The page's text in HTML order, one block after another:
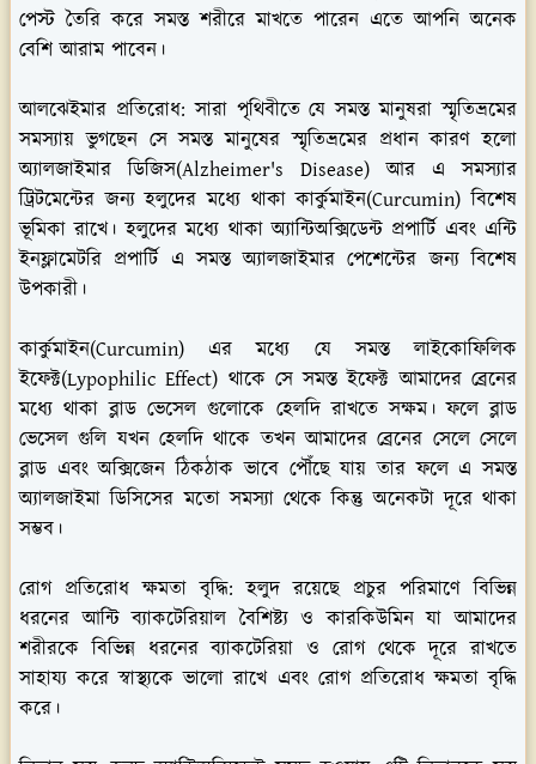
পেস্ট তৈরি করে সমস্ত শরীরে মাখতে পারেন এতে আপনি অনেক
বেশি আরাম পাবেন।
আলঝেইমার প্রতিরোধ: সারা পৃথিবীতে যে সমস্ত মানুষরা স্মৃতিভ্রমের
সমস্যায় ভুগছেন সে সমস্ত মানুষের স্মৃতিভ্রমের প্রধান কারণ হলো
অ্যালজাইমার ডিজিস(Alzheimer's Disease) আর এ সমস্যার
ট্রিটমেন্টের জন্য হলুদের মধ্যে থাকা কার্কুমাইন(Curcumin) বিশেষ
ভূমিকা রাখে। হলুদের মধ্যে থাকা অ্যান্টিঅক্সিডেন্ট প্রপার্টি এবং এন্টি
ইনফ্লামেটরি প্রপার্টি এ সমস্ত অ্যালজাইমার পেশেন্টের জন্য বিশেষ
উপকারী।
কার্কুমাইন(Curcumin) এর মধ্যে যে সমস্ত লাইকোফিলিক
ইফেক্ট(Lypophilic Effect) থাকে সে সমস্ত ইফেক্ট আমাদের ব্রেনের
মধ্যে থাকা ব্লাড ভেসেল গুলোকে হেলদি রাখতে সক্ষম। ফলে ব্লাড
ভেসেল গুলি যখন হেলদি থাকে তখন আমাদের ব্রেনের সেলে সেলে
ব্লাড এবং অক্সিজেন ঠিকঠাক ভাবে পৌঁছে যায় তার ফলে এ সমস্ত
অ্যালজাইমা ডিসিসের মতো সমস্যা থেকে কিন্তু অনেকটা দূরে থাকা
সম্ভব।
রোগ প্রতিরোধ ক্ষমতা বৃদ্ধি: হলুদ রয়েছে প্রচুর পরিমাণে বিভিন্ন
ধরনের আন্টি ব্যাকটেরিয়াল বৈশিষ্ট্য ও কারকিউমিন যা আমাদের
শরীরকে বিভিন্ন ধরনের ব্যাকটেরিয়া ও রোগ থেকে দূরে রাখতে
সাহায্য করে স্বাস্থ্যকে ভালো রাখে এবং রোগ প্রতিরোধ ক্ষমতা বৃদ্ধি
করে।